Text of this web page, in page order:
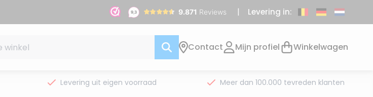
Levering in:
Contact Mijn profiel Winkelwagen
Levering uit eigen voorraad Meer dan 100.000 tevreden klanten